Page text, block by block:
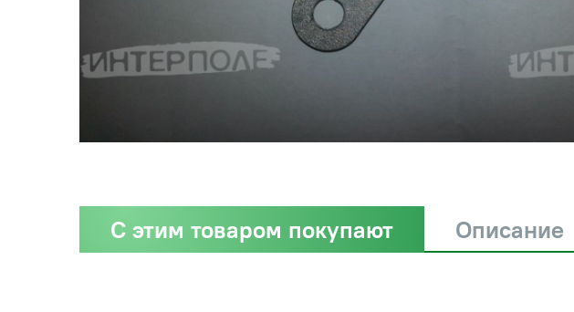
С этим товаром покупают Описание